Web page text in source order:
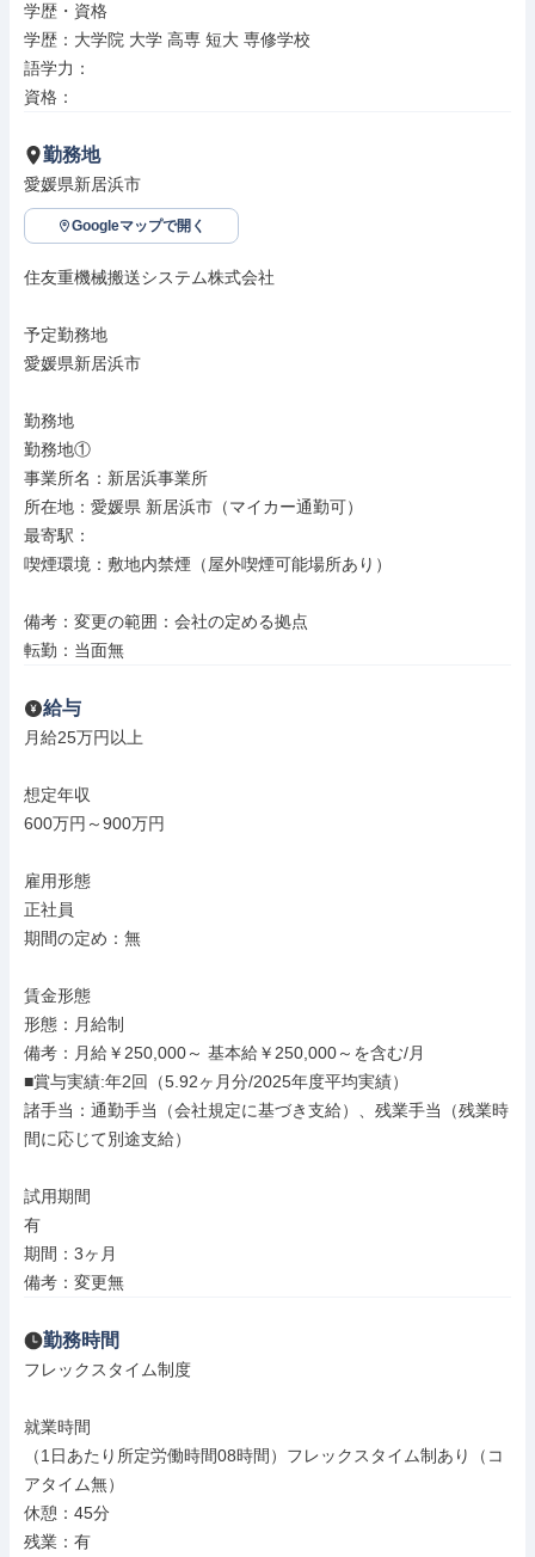
学歴・資格
学歴：大学院 大学 高専 短大 専修学校
語学力：
資格：
勤務地
愛媛県新居浜市
Googleマップで開く
住友重機械搬送システム株式会社
予定勤務地
愛媛県新居浜市
勤務地
勤務地①
事業所名：新居浜事業所
所在地：愛媛県 新居浜市（マイカー通勤可）
最寄駅：
喫煙環境：敷地内禁煙（屋外喫煙可能場所あり）
備考：変更の範囲：会社の定める拠点
転勤：当面無
給与
月給25万円以上
想定年収
600万円～900万円
雇用形態
正社員
期間の定め：無
賃金形態
形態：月給制
備考：月給￥250,000～ 基本給￥250,000～を含む/月
■賞与実績:年2回（5.92ヶ月分/2025年度平均実績）
諸手当：通勤手当（会社規定に基づき支給）、残業手当（残業時
間に応じて別途支給）
試用期間
有
期間：3ヶ月
備考：変更無
勤務時間
フレックスタイム制度
就業時間
（1日あたり所定労働時間08時間）フレックスタイム制あり（コ
アタイム無）
休憩：45分
残業：有